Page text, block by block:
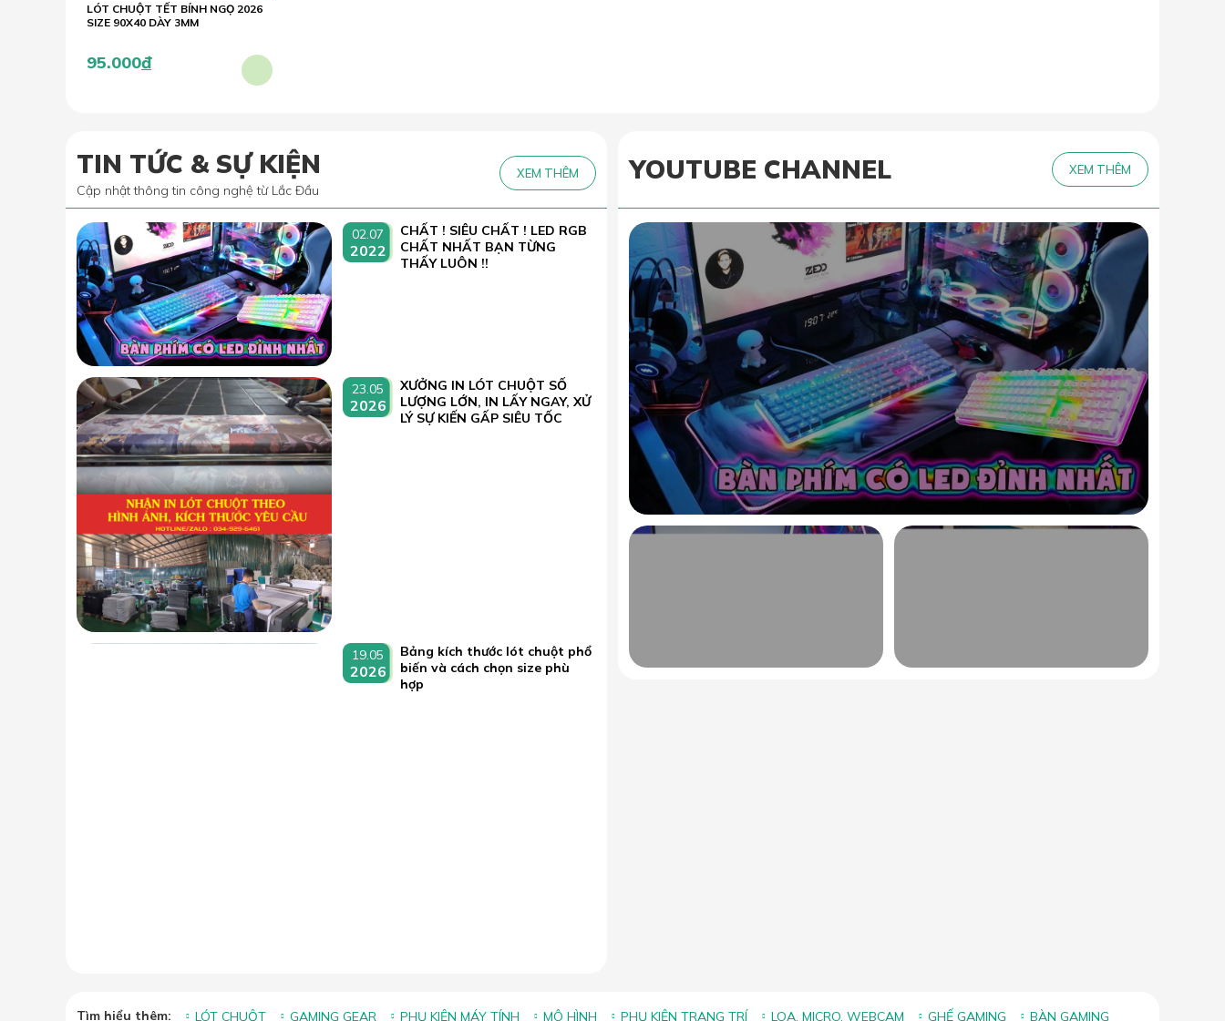
LÓT CHUỘT TẾT BÍNH NGỌ 2026
SIZE 90X40 DÀY 3MM
95.000đ
TIN TỨC & SỰ KIỆN
Cập nhật thông tin công nghệ từ Lắc Đầu
XEM THÊM
02.07
2022
CHẤT ! SIÊU CHẤT ! LED RGB
CHẤT NHẤT BẠN TỪNG
THẤY LUÔN !!
23.05
2026
XƯỞNG IN LÓT CHUỘT SỐ
LƯỢNG LỚN, IN LẤY NGAY, XỬ
LÝ SỰ KIẾN GẤP SIÊU TỐC
19.05
2026
Bảng kích thước lót chuột phổ
biến và cách chọn size phù
hợp
YOUTUBE CHANNEL XEM THÊM
Tìm hiểu thêm: LÓT CHUỘT GAMING GEAR PHỤ KIỆN MÁY TÍNH MÔ HÌNH PHỤ KIỆN TRANG TRÍ LOA, MICRO, WEBCAM GHẾ GAMING
BÀN GAMING